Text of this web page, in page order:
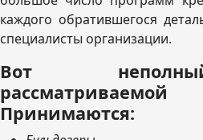
каждого обратившегося
специалисты организации.
Вот
Принимаются: